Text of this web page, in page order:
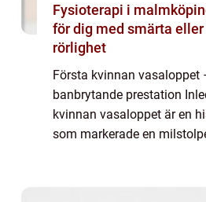
Fysioterapi i malmköping
för dig med smärta
rörlighet
Första kvinnan vasaloppet
banbrytande prestation
kvinnan vasaloppet är en
som markerade en